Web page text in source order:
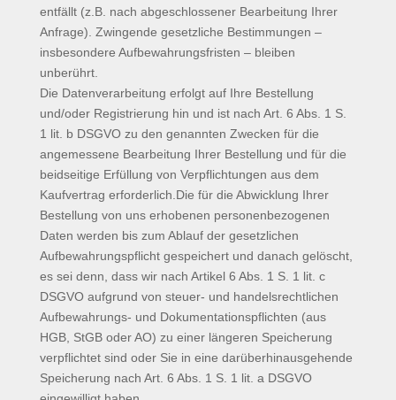
entfällt (z.B. nach abgeschlossener Bearbeitung Ihrer
Anfrage). Zwingende gesetzliche Bestimmungen –
insbesondere Aufbewahrungsfristen – bleiben
unberührt.
Die Datenverarbeitung erfolgt auf Ihre Bestellung
und/oder Registrierung hin und ist nach Art. 6 Abs. 1 S.
1 lit. b DSGVO zu den genannten Zwecken für die
angemessene Bearbeitung Ihrer Bestellung und für die
beidseitige Erfüllung von Verpflichtungen aus dem
Kaufvertrag erforderlich.Die für die Abwicklung Ihrer
Bestellung von uns erhobenen personenbezogenen
Daten werden bis zum Ablauf der gesetzlichen
Aufbewahrungspflicht gespeichert und danach gelöscht,
es sei denn, dass wir nach Artikel 6 Abs. 1 S. 1 lit. c
DSGVO aufgrund von steuer- und handelsrechtlichen
Aufbewahrungs- und Dokumentationspflichten (aus
HGB, StGB oder AO) zu einer längeren Speicherung
verpflichtet sind oder Sie in eine darüberhinausgehende
Speicherung nach Art. 6 Abs. 1 S. 1 lit. a DSGVO